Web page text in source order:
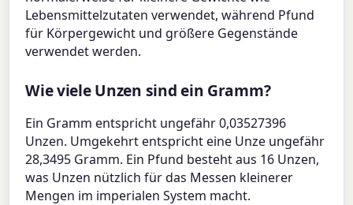
Lebensmittelzutaten verwendet, während Pfund
für Körpergewicht und größere Gegenstände
verwendet werden.
Wie viele Unzen sind ein Gramm?
Ein Gramm entspricht ungefähr 0,03527396
Unzen. Umgekehrt entspricht eine Unze ungefähr
28,3495 Gramm. Ein Pfund besteht aus 16 Unzen,
was Unzen nützlich für das Messen kleinerer
Mengen im imperialen System macht.